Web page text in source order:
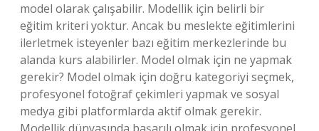
model olarak çalışabilir. Modellik için belirli bir
eğitim kriteri yoktur. Ancak bu meslekte eğitimlerini
ilerletmek isteyenler bazı eğitim merkezlerinde bu
alanda kurs alabilirler. Model olmak için ne yapmak
gerekir? Model olmak için doğru kategoriyi seçmek,
profesyonel fotoğraf çekimleri yapmak ve sosyal
medya gibi platformlarda aktif olmak gerekir.